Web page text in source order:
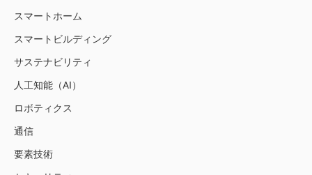
スマートホーム
スマートビルディング
サステナビリティ
人工知能（AI）
ロボティクス
通信
要素技術